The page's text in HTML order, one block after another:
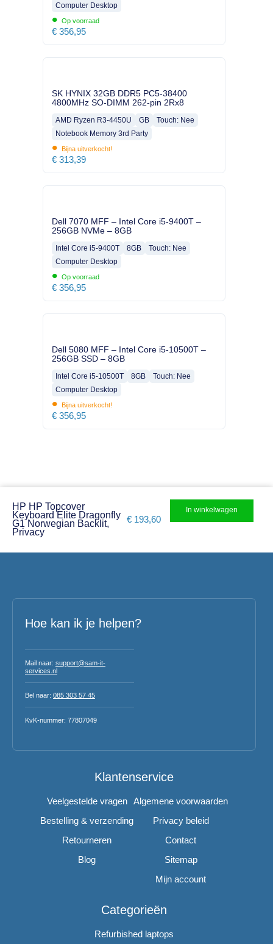
Computer Desktop
• Op voorraad
€ 356,95
SK HYNIX 32GB DDR5 PC5-38400
4800MHz SO-DIMM 262-pin 2Rx8
AMD Ryzen R3-4450U GB
Touch: Nee
Notebook Memory 3rd Party
• Bijna uitverkocht!
€ 313,39
Dell 7070 MFF – Intel Core i5-9400T –
256GB NVMe – 8GB
Intel Core i5-9400T 8GB
Touch: Nee
Computer Desktop
• Op voorraad
€ 356,95
Dell 5080 MFF – Intel Core i5-10500T –
256GB SSD – 8GB
Intel Core i5-10500T 8GB
Touch: Nee
Computer Desktop
• Bijna uitverkocht!
€ 356,95
HP HP Topcover
Keyboard Elite Dragonfly
G1 Norwegian Backlit,
Privacy
€ 193,60
In winkelwagen
Hoe kan ik je helpen?
Mail naar: support@sam-it-
services.nl
Bel naar: 085 303 57 45
KvK-nummer: 77807049
Klantenservice
Veelgestelde vragen
Bestelling & verzending
Retourneren
Blog
Algemene voorwaarden
Privacy beleid
Contact
Sitemap
Mijn account
Categorieën
Refurbished laptops